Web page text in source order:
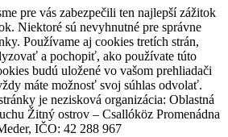
pre vás zabezpečili ten najlepší zážitok
Niektoré sú nevyhnutné pre správne
Používame aj cookies tretích strán,
a pochopiť, ako používate túto
budú uložené vo vašom prehliadači
máte možnosť svoj súhlas odvolať.
je nezisková organizácia: Oblastná
Žitný ostrov – Csallóköz Promenádna
IČO: 42 288 967